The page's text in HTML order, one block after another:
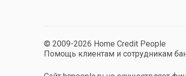
© 2009-2026 Home Credit People
Помощь клиентам и сотрудникам